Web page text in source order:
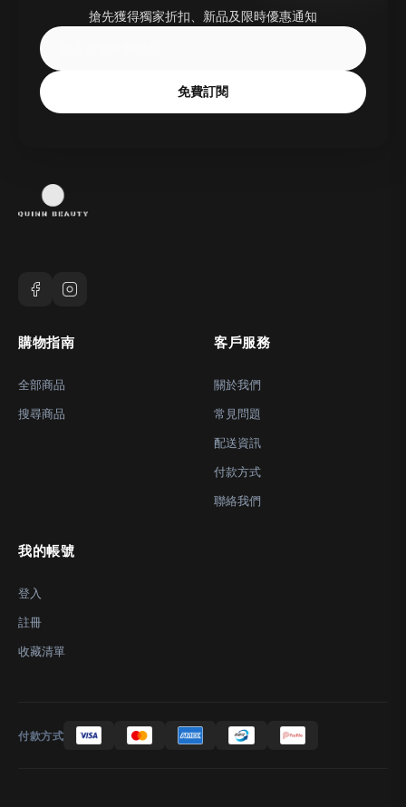
搶先獲得獨家折扣、新品及限時優惠通知
免費訂閱
購物指南
全部商品
搜尋商品
客戶服務
關於我們
常見問題
配送資訊
付款方式
聯絡我們
我的帳號
登入
註冊
收藏清單
付款方式